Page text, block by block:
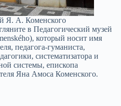
Я. А. Коменского
в Педагогический музей
который носит имя
педагога-гуманиста,
систематизатора и
системы, епископа
Яна Амоса Коменского.